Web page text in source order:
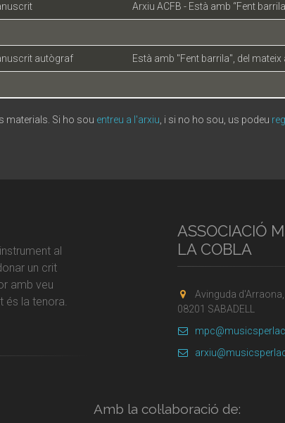
Arxiu ACFB - Està amb “Fent
autògraf Està amb "Fent barrila", del mateix
materials. Si ho sou entreu a l'arxiu , i si no ho sou, us podeu
al
un crit
amb veu
és la tenora.
ASSOCIACIÓ
LA COBLA
Avinguda d'Arraona,
08201 SABADELL
Amb la col·laboració de: